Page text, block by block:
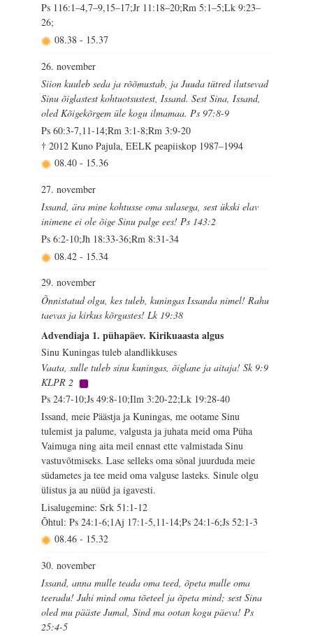
Ps 116:1–4,7–9,15–17;Jr 11:18–20;Rm 5:1–5;Lk 9:23–
26;
08.38 - 15.37
26. november
Siion kuuleb seda ja rõõmustab, ja Juuda tütred ilutsevad
Sinu õiglastest kohtuotsustest, Issand. Sest Sina, Issand,
oled Kõigekõrgem üle kogu ilmamaa. Ps 97:8-9
Ps 60:3-7,11-14;Rm 3:1-8;Rm 3:9-20
† 2012 Kuno Pajula, EELK peapiiskop 1987–1994
08.40 - 15.36
27. november
Issand, ära mine kohtusse oma sulasega, sest ükski elav
inimene ei ole õige Sinu palge ees! Ps 143:2
Ps 6:2-10;Jh 18:33-36;Rm 8:31-34
08.42 - 15.34
29. november
Õnnistatud olgu, kes tuleb, kuningas Issanda nimel! Rahu
taevas ja kirkus kõrgustes! Lk 19:38
Advendiaja 1. pühapäev. Kirikuaasta algus
Sinu Kuningas tuleb alandlikkuses
Vaata, sulle tuleb sinu kuningas, õiglane ja aitaja! Sk 9:9
KLPR 2
Ps 24:7-10;Js 49:8-10;Ilm 3:20-22;Lk 19:28-40
Issand, meie Päästja ja Kuningas, me ootame Sinu
tulemist ja palume, valgusta ja juhata meid oma Püha
Vaimuga ning aita meil ennast ette valmistada Sinu
vastuvõtmiseks. Lase selleks oma sõnal juurduda meie
südametes ja tee meid oma valguse lasteks. Sinule olgu
ülistus ja au nüüd ja igavesti.
Lisalugemine: Srk 51:1-12
Õhtul: Ps 24:1-6;1Aj 17:1-5,11-14;Ps 24:1-6;Js 52:1-3
08.46 - 15.32
30. november
Issand, anna mulle teada oma teed, õpeta mulle oma
teeradu! Juhi mind oma tõeteel ja õpeta mind; sest Sina
oled mu pääste Jumal, Sind ma ootan kogu päeva! Ps
25:4-5